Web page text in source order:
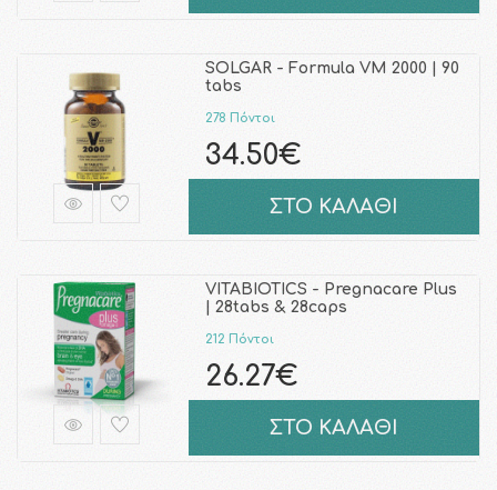
SOLGAR - Formula VM 2000 | 90
tabs
278 Πόντοι
34.50€
ΣΤΟ ΚΑΛΑΘΙ
VITABIOTICS - Pregnacare Plus
| 28tabs & 28caps
212 Πόντοι
26.27€
ΣΤΟ ΚΑΛΑΘΙ